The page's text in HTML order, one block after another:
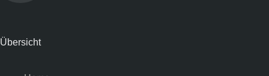
Übersicht